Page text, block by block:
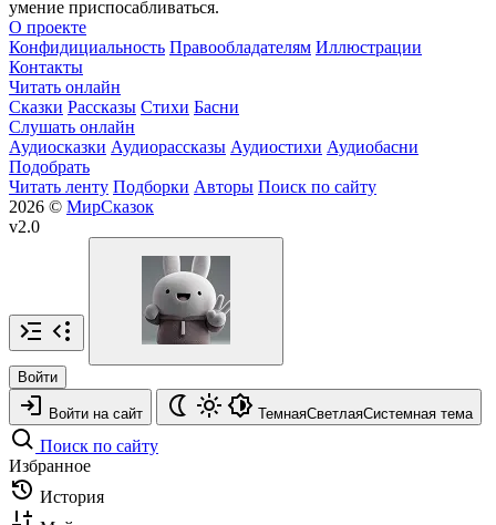
умение приспосабливаться.
О проекте
Конфидициальность Правообладателям Иллюстрации
Контакты
Читать онлайн
Сказки Рассказы Стихи Басни
Слушать онлайн
Аудиосказки Аудиорассказы Аудиостихи Аудиобасни
Подобрать
Читать ленту Подборки Авторы Поиск по сайту
2026 © МирСказок
v2.0
Войти
Войти на сайт ТемнаяСветлаяСистемная тема
Поиск по сайту
Избранное
История